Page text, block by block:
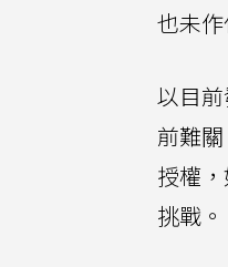
也未作
以目
前難
授權
挑戰。